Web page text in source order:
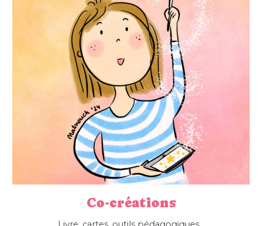
Co-créations